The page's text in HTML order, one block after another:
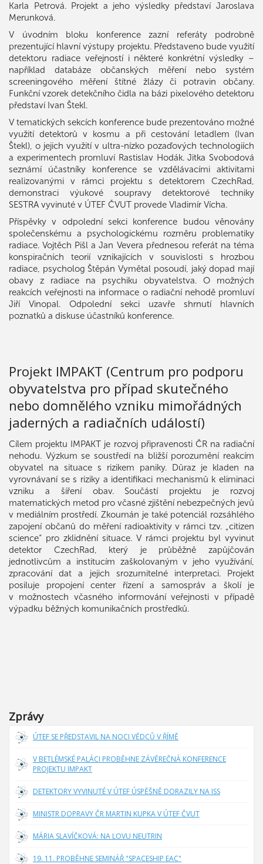
Karla Petrová. Projekt a jeho výsledky představí Jaroslava
Merunková.
V úvodním bloku konference zazní referáty podrobně
prezentující hlavní výstupy projektu. Představeno bude využití
detektoru radiace veřejností i některé konkrétní výsledky –
například databáze občanských měření nebo systém
screeningového měření štítné žlázy či potravin občany.
Funkční vzorek detekčního čidla na bázi pixelového detektoru
představí Ivan Štekl.
V tematických sekcích konference bude prezentováno možné
využití detektorů v kosmu a při cestování letadlem (Ivan
Štekl), o jejich využití v ultra-nízko pozaďových technologiích
a experimentech promluví Rastislav Hodák. Jitka Svobodová
seznámí účastníky konference se vzdělávacími aktivitami
realizovanými v rámci projektu s detektorem CzechRad,
demonstraci výukové soupravy detektorové techniky
SESTRA vyvinuté v ÚTEF ČVUT provede Vladimír Vícha.
Příspěvky v odpolední sekci konference budou věnovány
společenskému a psychologickému rozměru problematiky
radiace. Vojtěch Pišl a Jan Vevera přednesou referát na téma
konspiračních teorií vznikajících v souvislosti s hrozbou
radiace, psycholog Štěpán Vymětal posoudí, jaký dopad mají
obavy z radiace na psychiku obyvatelstva. O možných
reakcích veřejnosti na informace o radiační nehodě promluví
Jiří Vinopal. Odpolední sekci uzavře shrnutí hlavních
poznatků a diskuse účastníků konference.
Projekt IMPAKT (Centrum pro podporu
obyvatelstva pro případ skutečného
nebo domnělého vzniku mimořádných
jaderných a radiačních událostí)
Cílem projektu IMPAKT je rozvoj připravenosti ČR na radiační
nehodu. Výzkum se soustředí na bližší porozumění reakcím
obyvatel na situace s rizikem paniky. Důraz je kladen na
vyrovnávaní se s riziky a identifikaci mechanismů k eliminaci
vzniku a šíření obav. Součástí projektu je rozvoj
matematických metod pro včasné zjištění nebezpečných jevů
v mediálním prostředí. Zkoumán je také potenciál rozsáhlého
zapojení občanů do měření radioaktivity v rámci tzv. „citizen
science“ pro zklidnění situace. V rámci projektu byl vyvinut
detektor CzechRad, který je průběžně zapůjčován
jednotlivcům a institucím zaškolovaným v jeho využívání,
zpracování dat a jejich srozumitelné interpretaci. Projekt
posiluje propojení center řízení a samospráv a školí je
v možnostech včasného informování veřejnosti v případě
výpadku běžných komunikačních prostředků.
Zprávy
ÚTEF SE PŘEDSTAVIL NA NOCI VĚDCŮ V ŘÍMĚ
V BETLÉMSKÉ PALÁCI PROBĚHNE ZÁVĚREČNÁ KONFERENCE
PROJEKTU IMPAKT
DETEKTORY VYVINUTÉ V ÚTEF ÚSPĚŠNĚ DORAZILY NA ISS
MINISTR DOPRAVY ČR MARTIN KUPKA V ÚTEF ČVUT
MÁRIA SLAVÍČKOVÁ: NA LOVU NEUTRIN
19. 11. PROBĚHNE SEMINÁŘ "SPACESHIP EAC"